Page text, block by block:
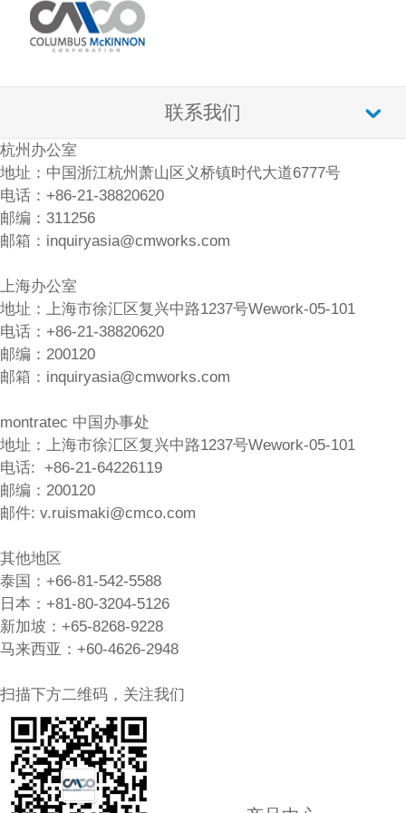
联系我们
杭州办公室
地址：中国浙江杭州萧山区义桥镇时代大道6777号
电话：+86-21-38820620
邮编：311256
邮箱：inquiryasia@cmworks.com
上海办公室
地址：上海市徐汇区复兴中路1237号Wework-05-101
电话：+86-21-38820620
邮编：200120
邮箱：inquiryasia@cmworks.com
montratec 中国办事处
地址：上海市徐汇区复兴中路1237号Wework-05-101
电话: +86-21-64226119
邮编：200120
邮件: v.ruismaki@cmco.com
其他地区
泰国：+66-81-542-5588
日本：+81-80-3204-5126
新加坡：+65-8268-9228
马来西亚：+60-4626-2948
扫描下方二维码，关注我们